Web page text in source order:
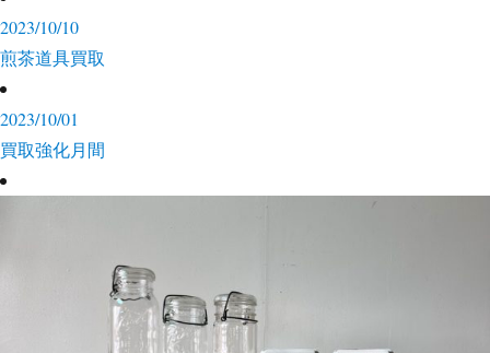
2023/10/10
煎茶道具買取
2023/10/01
買取強化月間